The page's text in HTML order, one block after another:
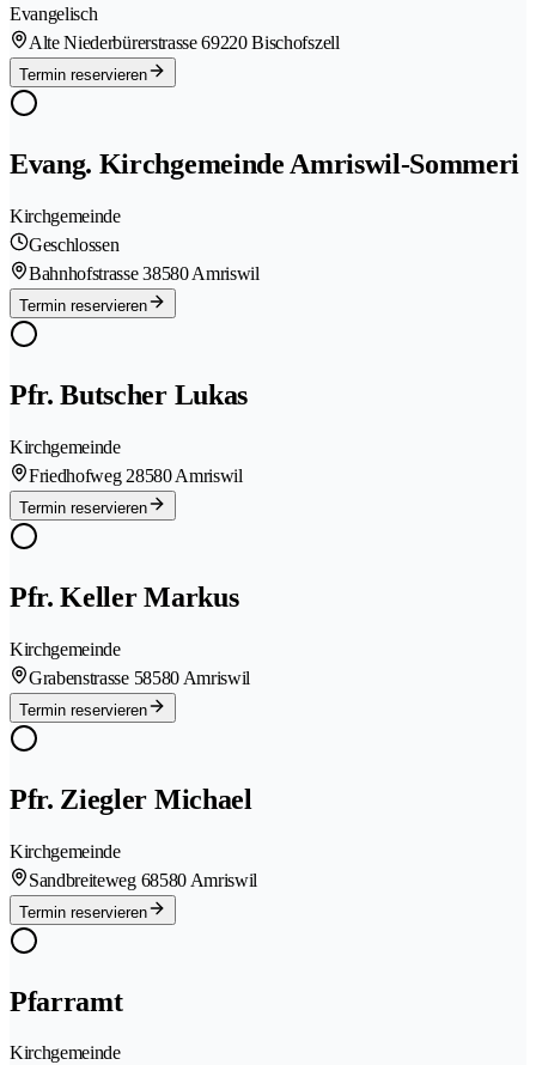
Evangelisch
Alte Niederbürerstrasse 69220 Bischofszell
Termin reservieren
Evang. Kirchgemeinde Amriswil-Sommeri
Kirchgemeinde
Geschlossen
Bahnhofstrasse 38580 Amriswil
Termin reservieren
Pfr. Butscher Lukas
Kirchgemeinde
Friedhofweg 28580 Amriswil
Termin reservieren
Pfr. Keller Markus
Kirchgemeinde
Grabenstrasse 58580 Amriswil
Termin reservieren
Pfr. Ziegler Michael
Kirchgemeinde
Sandbreiteweg 68580 Amriswil
Termin reservieren
Pfarramt
Kirchgemeinde